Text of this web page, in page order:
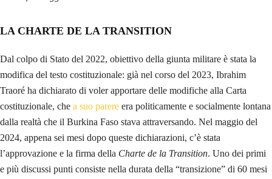
LA CHARTE DE LA TRANSITION
Dal colpo di Stato del 2022, obiettivo della giunta militare è stata la
modifica del testo costituzionale: già nel corso del 2023, Ibrahim
Traoré ha dichiarato di voler apportare delle modifiche alla Carta
costituzionale, che a suo parere era politicamente e socialmente lontana
dalla realtà che il Burkina Faso stava attraversando. Nel maggio del
2024, appena sei mesi dopo queste dichiarazioni, c’è stata
l’approvazione e la firma della Charte de la Transition. Uno dei primi
e più discussi punti consiste nella durata della “transizione” di 60 mesi